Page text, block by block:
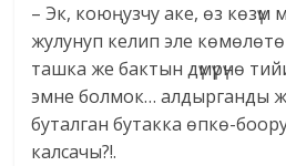
– Эк, коюңузчу аке, өз көзүм
жулунуп келип эле көмөлөтө
ташка же бактын дүмүрүнө
эмне болмок… алдырганды
буталган бутакка өпкө-
калсачы?!.